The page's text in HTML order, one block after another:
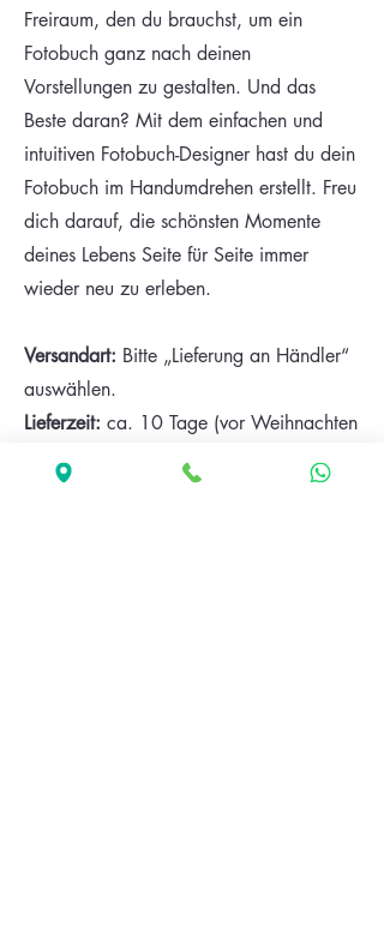
Freiraum, den du brauchst, um ein
Fotobuch ganz nach deinen
Vorstellungen zu gestalten. Und das
Beste daran? Mit dem einfachen und
intuitiven Fotobuch-Designer hast du dein
Fotobuch im Handumdrehen erstellt. Freu
dich darauf, die schönsten Momente
deines Lebens Seite für Seite immer
wieder neu zu erleben.
Versandart: Bitte „Lieferung an Händler“
auswählen.
Lieferzeit: ca. 10 Tage (vor Weihnachten
bitte frühzeitig bestellen).